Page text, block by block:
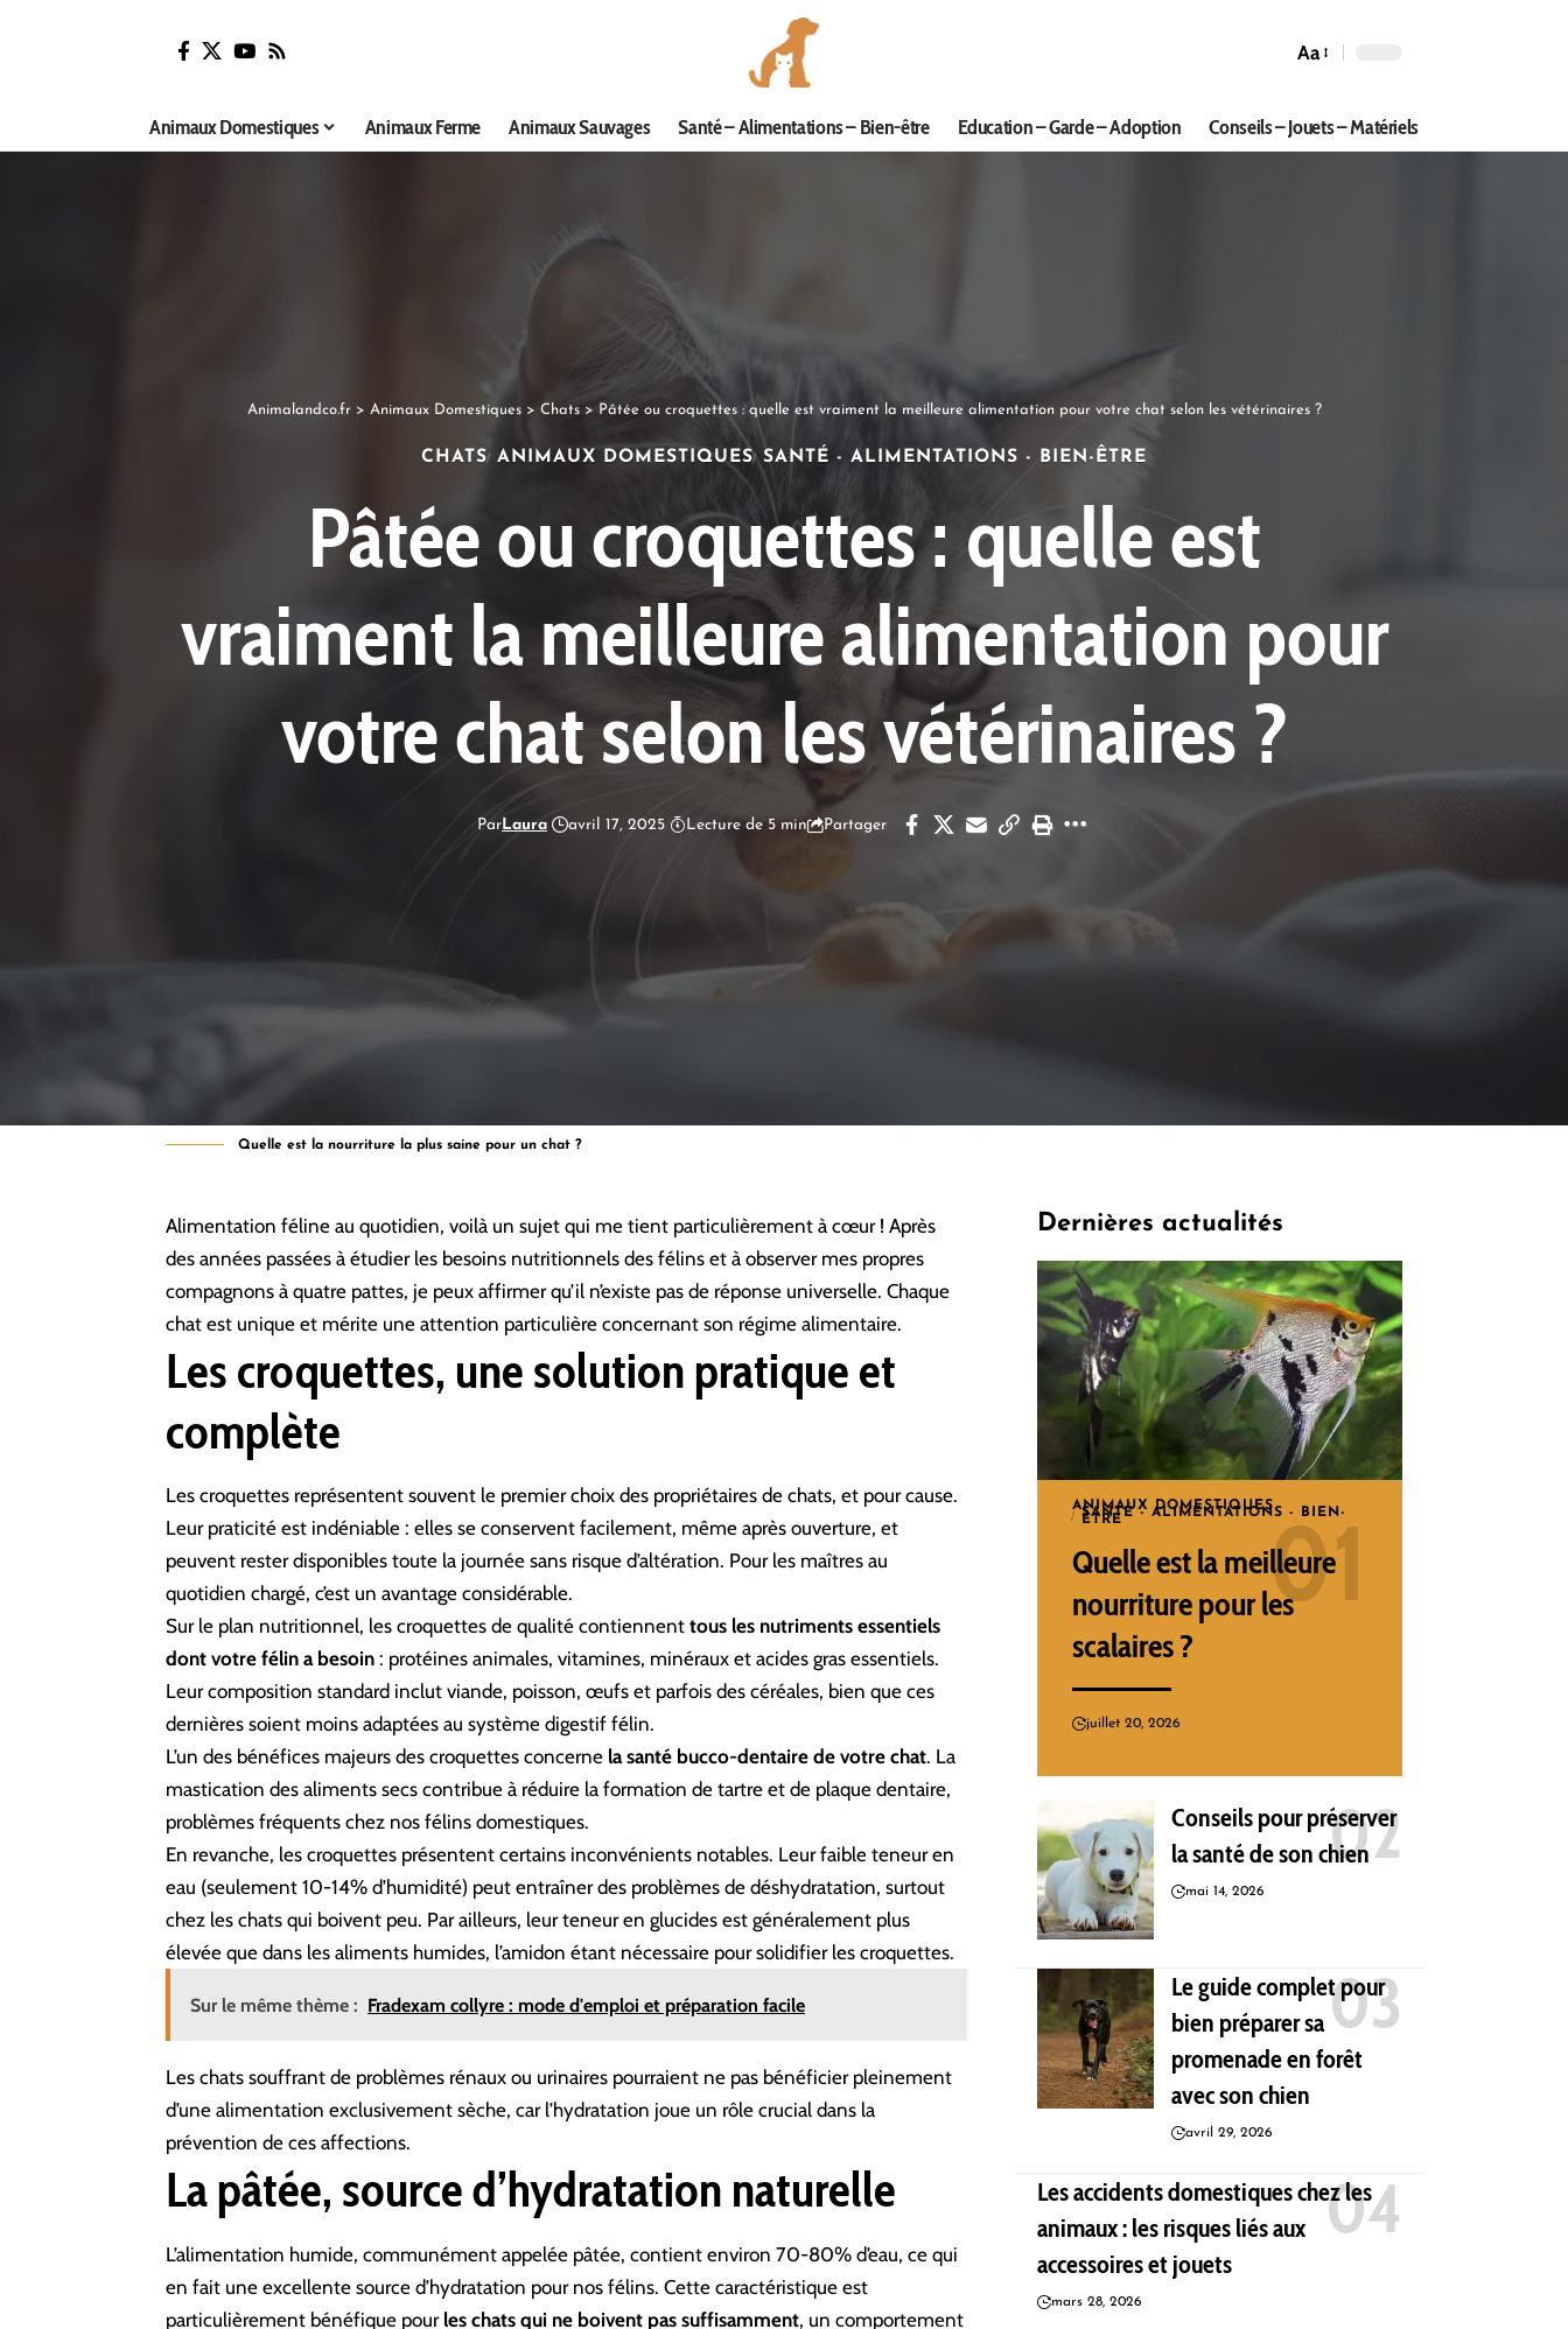
Aa
Animaux Domestiques Animaux Ferme Animaux Sauvages Santé – Alimentations – Bien-être Education – Garde – Adoption Conseils – Jouets – Matériels
Animalandco.fr> Animaux Domestiques> Chats> Pâtée ou croquettes : quelle est vraiment la meilleure alimentation pour votre chat selon les vétérinaires ?
CHATS ANIMAUX DOMESTIQUES SANTÉ - ALIMENTATIONS - BIEN-ÊTRE
Pâtée ou croquettes : quelle est
vraiment la meilleure alimentation pour
votre chat selon les vétérinaires ?
Par Laura avril 17, 2025 Lecture de 5 min Partager
Quelle est la nourriture la plus saine pour un chat ?
Alimentation féline au quotidien, voilà un sujet qui me tient particulièrement à cœur ! Après
des années passées à étudier les besoins nutritionnels des félins et à observer mes propres
compagnons à quatre pattes, je peux affirmer qu’il n’existe pas de réponse universelle. Chaque
chat est unique et mérite une attention particulière concernant son régime alimentaire.
Les croquettes, une solution pratique et
complète
Les croquettes représentent souvent le premier choix des propriétaires de chats, et pour cause.
Leur praticité est indéniable : elles se conservent facilement, même après ouverture, et
peuvent rester disponibles toute la journée sans risque d’altération. Pour les maîtres au
quotidien chargé, c’est un avantage considérable.
Sur le plan nutritionnel, les croquettes de qualité contiennent tous les nutriments essentiels
dont votre félin a besoin : protéines animales, vitamines, minéraux et acides gras essentiels.
Leur composition standard inclut viande, poisson, œufs et parfois des céréales, bien que ces
dernières soient moins adaptées au système digestif félin.
L’un des bénéfices majeurs des croquettes concerne la santé bucco-dentaire de votre chat. La
mastication des aliments secs contribue à réduire la formation de tartre et de plaque dentaire,
problèmes fréquents chez nos félins domestiques.
En revanche, les croquettes présentent certains inconvénients notables. Leur faible teneur en
eau (seulement 10-14% d’humidité) peut entraîner des problèmes de déshydratation, surtout
chez les chats qui boivent peu. Par ailleurs, leur teneur en glucides est généralement plus
élevée que dans les aliments humides, l’amidon étant nécessaire pour solidifier les croquettes.
Sur le même thème : Fradexam collyre : mode d'emploi et préparation facile
Les chats souffrant de problèmes rénaux ou urinaires pourraient ne pas bénéficier pleinement
d’une alimentation exclusivement sèche, car l’hydratation joue un rôle crucial dans la
prévention de ces affections.
La pâtée, source d’hydratation naturelle
L’alimentation humide, communément appelée pâtée, contient environ 70-80% d’eau, ce qui
en fait une excellente source d’hydratation pour nos félins. Cette caractéristique est
particulièrement bénéfique pour les chats qui ne boivent pas suffisamment, un comportement
Dernières actualités
ANIMAUX DOMESTIQUES
SANTÉ - ALIMENTATIONS - BIEN-
ÊTRE
Quelle est la meilleure
nourriture pour les
scalaires ?
juillet 20, 2026
Conseils pour préserver
la santé de son chien
mai 14, 2026
Le guide complet pour
bien préparer sa
promenade en forêt
avec son chien
avril 29, 2026
Les accidents domestiques chez les
animaux : les risques liés aux
accessoires et jouets
mars 28, 2026